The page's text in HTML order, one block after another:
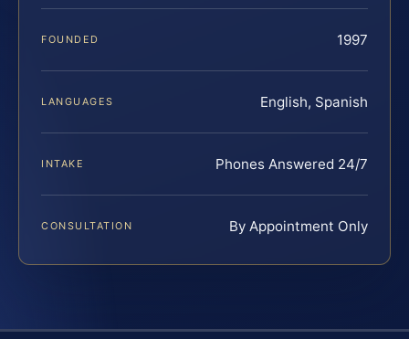
FOUNDED 1997
LANGUAGES English, Spanish
INTAKE Phones Answered 24/7
CONSULTATION By Appointment Only